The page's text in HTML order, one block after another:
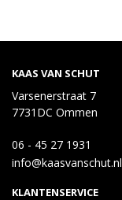
KAAS VAN SCHUT
Varsenerstraat 7
7731DC Ommen
06 - 45 27 1931
info@kaasvanschut.nl
KLANTENSERVICE